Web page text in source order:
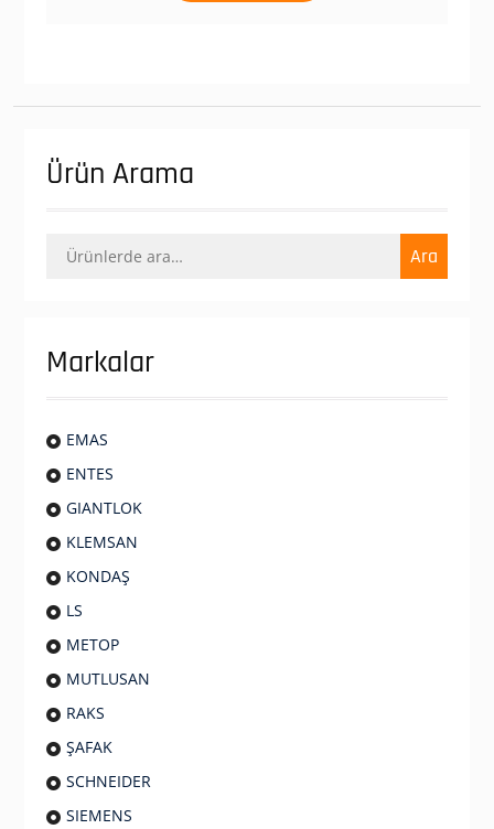
Ürün Arama
Ara: Ara
Markalar
EMAS
ENTES
GIANTLOK
KLEMSAN
KONDAŞ
LS
METOP
MUTLUSAN
RAKS
ŞAFAK
SCHNEIDER
SIEMENS